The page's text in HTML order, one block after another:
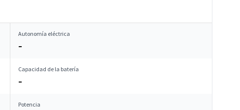
Autonomía eléctrica
–
Capacidad de la batería
–
Potencia